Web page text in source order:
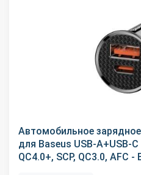
Автомобильное
для Baseus USB-A+USB-C
QC4.0+, SCP, QC3.0, AFC -